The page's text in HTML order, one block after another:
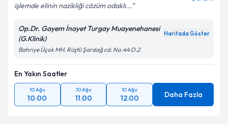
işlemde elinin nazikliği cözüm odaklı...
Op.Dr. Gayem İnayet Turgay Muayenehanesi
(G.Klinik)
Haritada Göster
Bahriye Üçok MH. Rüştü Şardağ cd. No.44 D.2
En Yakın Saatler
10 Ağu
10:00
10 Ağu
11:00
10 Ağu
12:00 Daha Fazla